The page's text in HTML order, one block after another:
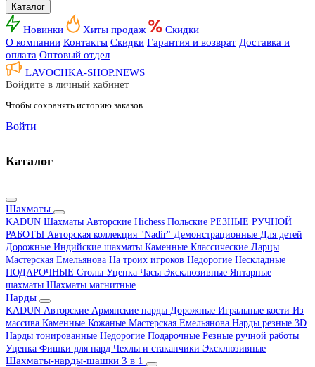
Каталог
Новинки Хиты продаж
Скидки
О компании Контакты Скидки Гарантия и возврат Доставка и
оплата Оптовый отдел
LAVOCHKA-SHOP.NEWS
Войдите в личный кабинет
Чтобы сохранять историю заказов.
Войти
Каталог
Шахматы
KADUN Шахматы Авторские Hichess Польские РЕЗНЫЕ РУЧНОЙ
РАБОТЫ Авторская коллекция "Nadir" Демонстрационные Для детей
Дорожные Индийские шахматы Каменные Классические Ларцы
Мастерская Емельянова На троих игроков Недорогие Нескладные
ПОДАРОЧНЫЕ Столы Уценка Часы Эксклюзивные Янтарные
шахматы Шахматы магнитные
Нарды
KADUN Авторские Армянские нарды Дорожные Игральные кости Из
массива Каменные Кожаные Мастерская Емельянова Нарды резные 3D
Нарды тонированные Недорогие Подарочные Резные ручной работы
Уценка Фишки для нард Чехлы и стаканчики Эксклюзивные
Шахматы-нарды-шашки 3 в 1